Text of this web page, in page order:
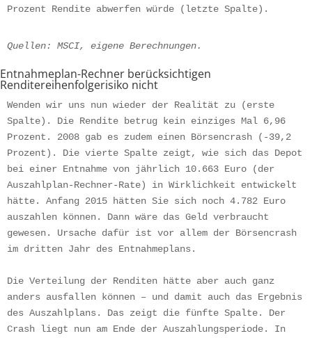
Prozent Rendite abwerfen würde (letzte Spalte).
Quellen: MSCI, eigene Berechnungen.
Entnahmeplan-Rechner berücksichtigen
Renditereihenfolgerisiko nicht
Wenden wir uns nun wieder der Realität zu (erste
Spalte). Die Rendite betrug kein einziges Mal 6,96
Prozent. 2008 gab es zudem einen Börsencrash (-39,2
Prozent). Die vierte Spalte zeigt, wie sich das Depot
bei einer Entnahme von jährlich 10.663 Euro (der
Auszahlplan-Rechner-Rate) in Wirklichkeit entwickelt
hätte. Anfang 2015 hätten Sie sich noch 4.782 Euro
auszahlen können. Dann wäre das Geld verbraucht
gewesen. Ursache dafür ist vor allem der Börsencrash
im dritten Jahr des Entnahmeplans.
Die Verteilung der Renditen hätte aber auch ganz
anders ausfallen können – und damit auch das Ergebnis
des Auszahlplans. Das zeigt die fünfte Spalte. Der
Crash liegt nun am Ende der Auszahlungsperiode. In